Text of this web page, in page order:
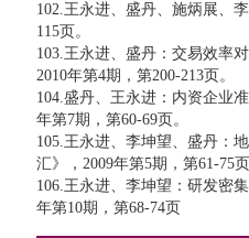
102.王永进、盛丹、施炳展、
115页。
103.王永进、盛丹：交易效率
2010年第4期，第200-213页。
104.盛丹、王永进：内资企业
年第7期，第60-69页。
105.王永进、李坤望、盛丹：
汇》，2009年第5期，第61-75
106.王永进、李坤望：研发密
年第10期，第68-74页